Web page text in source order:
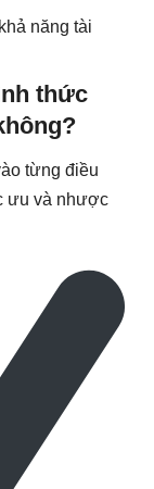
năng tài
thức
từng điều
ưu và nhược